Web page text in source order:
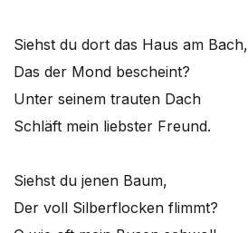
Siehst du dort das Haus am Bach,
Das der Mond bescheint?
Unter seinem trauten Dach
Schläft mein liebster Freund.
Siehst du jenen Baum,
Der voll Silberflocken flimmt?